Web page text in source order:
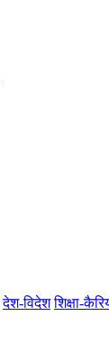
देश-विदेश शिक्षा-